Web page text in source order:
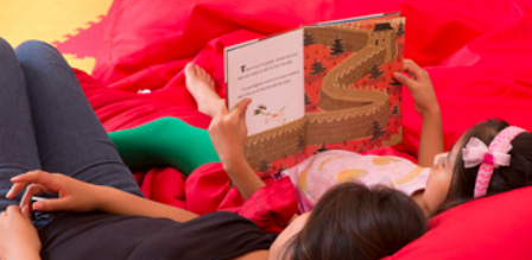
Sobre nosotros
Transparencia
Qué hacemos
Iniciativas